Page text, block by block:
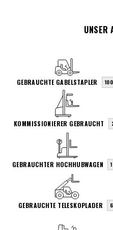
UNSER
GEBRAUCHTE GABELSTAPLER
KOMMISSIONIERER GEBRAUCHT
GEBRAUCHTER HOCHHUBWAGEN
GEBRAUCHTE TELESKOPLADER 6